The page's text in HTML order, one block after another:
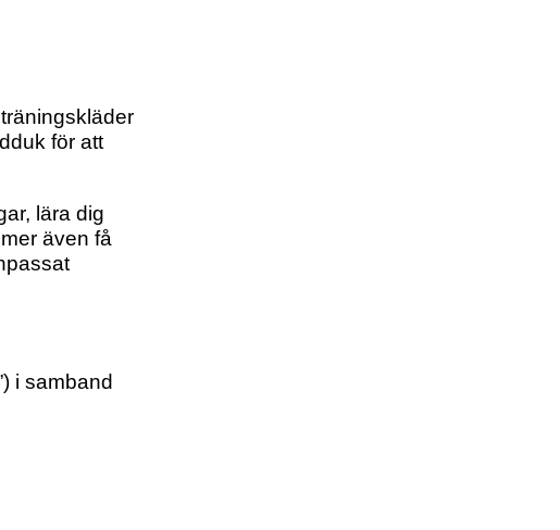
för att
lära dig
även få
i samband